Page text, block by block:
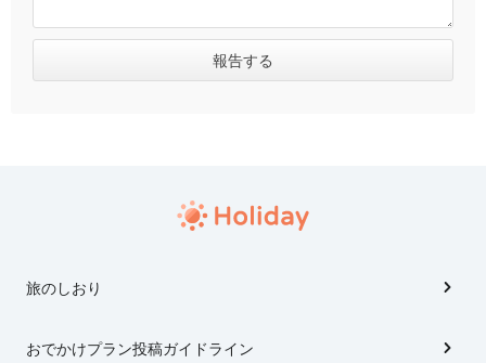
旅のしおり
おでかけプラン投稿ガイドライン